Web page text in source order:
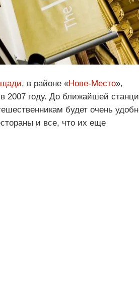
, в районе «Нове-Место»,
2007 году. До ближайшей
будет очень
и все, что их еще